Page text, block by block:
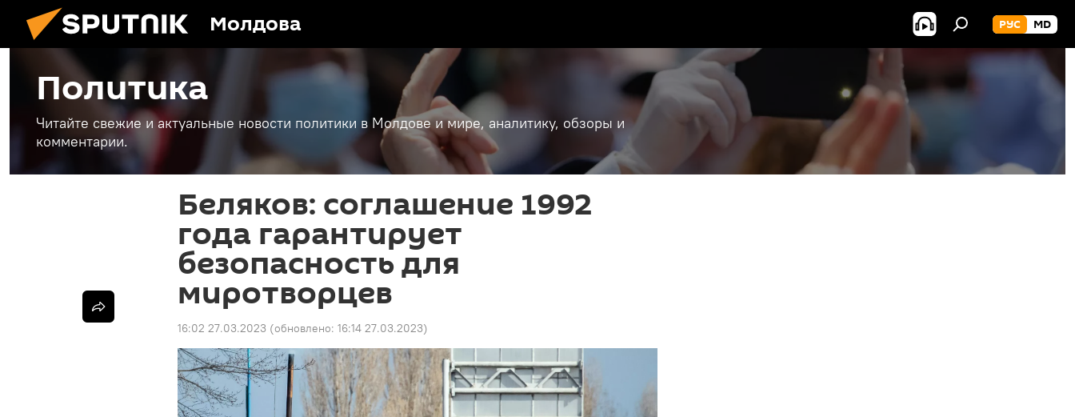
Молдова РУС MD
Политика
Читайте свежие и актуальные новости политики в Молдове и мире, аналитику, обзоры и
комментарии.
Беляков: соглашение 1992
года гарантирует
безопасность для
миротворцев
16:02 27.03.2023 (обновлено: 16:14 27.03.2023)